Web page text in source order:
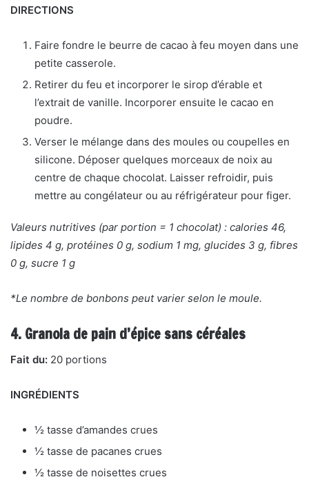
DIRECTIONS
Faire fondre le beurre de cacao à feu moyen dans une
petite casserole.
Retirer du feu et incorporer le sirop d’érable et
l’extrait de vanille. Incorporer ensuite le cacao en
poudre.
Verser le mélange dans des moules ou coupelles en
silicone. Déposer quelques morceaux de noix au
centre de chaque chocolat. Laisser refroidir, puis
mettre au congélateur ou au réfrigérateur pour figer.
Valeurs nutritives (par portion = 1 chocolat) : calories 46,
lipides 4 g, protéines 0 g, sodium 1 mg, glucides 3 g, fibres
0 g, sucre 1 g
*Le nombre de bonbons peut varier selon le moule.
4. Granola de pain d’épice sans céréales
Fait du: 20 portions
INGRÉDIENTS
½ tasse d’amandes crues
½ tasse de pacanes crues
½ tasse de noisettes crues